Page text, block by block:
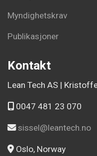
Myndighetskrav
Publikasjoner
Kontakt
Lean Tech AS |
0047 481 23 070
sissel@leantech.no
Oslo, Norway